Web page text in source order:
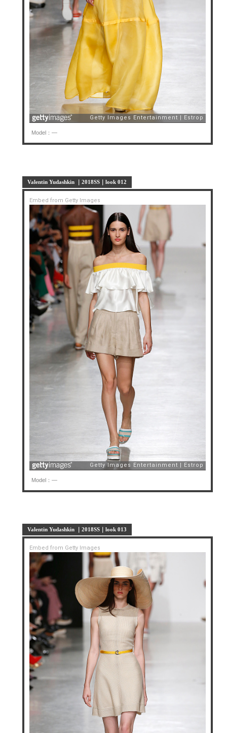
Model：—
Valentin Yudashkin ｜2018SS｜look 012
Embed from Getty Images
Model：—
Valentin Yudashkin ｜2018SS｜look 013
Embed from Getty Images